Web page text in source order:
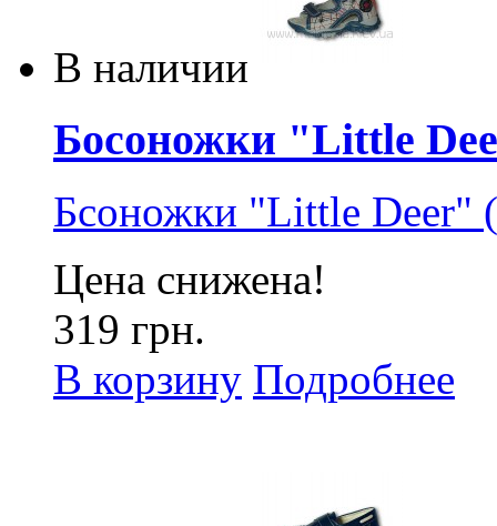
В наличии
Босоножки "Little
Бсоножки "Little Deer"
Цена снижена!
319 грн.
В корзину Подробнее